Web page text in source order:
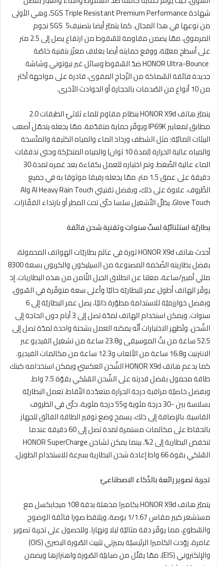
شهادة SGS Triple Resistant Premium Performance، وهي الأولى
من نوعها في هذا المجال. كما يتميّز أيضا بتصنيفSGS 5 نجوم
المرموق، ممّا يضمن مقاومة للسّقوط من ارتفاع يصل إلى 2.5 متر
على أسطح معيّنة، ووقع حمايته أيضا بغلاف معزّز بتقنية خاصّة
HONOR Ultra-Bounce ضدّ السّقوط وسائل غير نيوتوني وشاشة
جديدة فائقة السّماكة من الزّجاج المقوى، قادرة على مواجهة أكثر
من 10 أنواع من الصّدمات بالحجارة أو الحوادث الأخرى.
يتميّز هاتف HONOR X9d بنظام مقاوم للماء ثلاثيّ الطبقات 2.0
مطابق لمعايير IP69K ويوفّر حماية متقدّمة، ممّا يجعله يتحمّل أصعب
البيئات المائيّة: مثل الشطف ورذاذ الماء والمياه الكثيفة والمتّسخة
والمياه عالية الحرارة (لمدة 10 ثوان) والمياه المتحرّكة وحتى تدفقات
الماء عالية الضّغط. وتم اختباره للعمل بكفاءة بعد غمره لمدة 30
دقيقة على عمق 1.5 متر، ممّا يجعله رفيقا موثوقا به في جميع
الظّروف. علاوة على ذلك، وبفضل تقنيتي AI Heavy Rain Touch وAI
Glove Touch، يظلّ التّشغيل سلسا حتّى تحت المطر أو بارتداء القفّازات.
بطاريّة استثنائيّة لستّ سنوات وتقنية شحن فائقة
أحدث هاتف HONOR X9d ثورة في عالم بطاريّات الهواتف المحمولة،
بفضل بطاريته الضّخمة المصنوعة من السيليكون والكربون بسعة 8300
مللي أمبير/ساعة، معلنا عن انطلاق الجيل الثّامن من هذه البطاريات. إذ
يوفّر الهاتف أطول عمر للبطاريّة حاليّا وأعلى سعة متوفّرة في السّوق.
وبفضل خوارزميّة للاستدامة مطوّرة ذاتيّا، يصل عمر البطاريّة إلى 6
سنوات. ويمكن استخدام الهاتف لمدّة تصل إلى 3 أيام دون الحاجة إلى
الشّحن. وتُظهر الاختبارات أنّه يمكنه العمل بشحنة واحدة لمدّة تصل إلى
52.5 ساعة من بثّ الموسيقى و23.8 ساعة من تشغيل الفيديو عبر
الانترنيت و16.8 ساعة من الألعاب و12.3 ساعة من مكالمات الفيديو.
كما يدعم هاتف HONOR X9d الشّحن العكسيّ ويمكن استخدامه كبنك
طاقة محمول بفضل قدرته على الشّحن السّلكي بقوّة 7.5 واط.
وبفضل خاصيّة مراقبة درجة الحرارة متعدّدة النّقاط، تعمل البطاريّة
بسلاسة بين -30 درجة مئوية و55 درجة مئوية، حتّى في الظروف
القاسية. بالإضافة إلى ذلك، يسمح وضع توفير الطاقة الفائق للجهاز
بالحفاظ على مكالمات مستمرة لمدة تصل إلى 60 دقيقة عندما
تنخفض البطارية إلى 2%، بينما يمكن لشاحن HONOR SuperCharge
السّلكي بقوة 66 واط إعادة شحن البطارية بسرعة للاستخدام الطويل.
تجربة تصوير رائعة بالذّكاء الاصطناعيّ
يتميّز هاتف HONOR X9d بكاميرا مذهلة بدقة 108 ميجابكسل مع
مستشعر كبير مقاس 1/1.67 بوصة، ويلتقط صورا فائقة الوضوح
والسّطوع، مما يوفّر دقة مثاليّة ليلا ونهارا. وللحصول على تجربة تصوير
غامرة، زوّدت الكاميرا الرئيسيّة بميزتي تثبيت الصّورة البصري (OIS)
والإلكتروني (EIS)، ممّا يقلّل من ضبابيّة الصّورة واهتزازها ويضمن